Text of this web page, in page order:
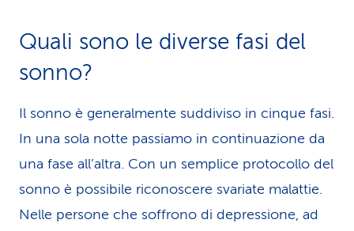
Quali sono le diverse fasi del
sonno?
Il sonno è generalmente suddiviso in cinque fasi.
In una sola notte passiamo in continuazione da
una fase all’altra. Con un semplice protocollo del
sonno è possibile riconoscere svariate malattie.
Nelle persone che soffrono di depressione, ad